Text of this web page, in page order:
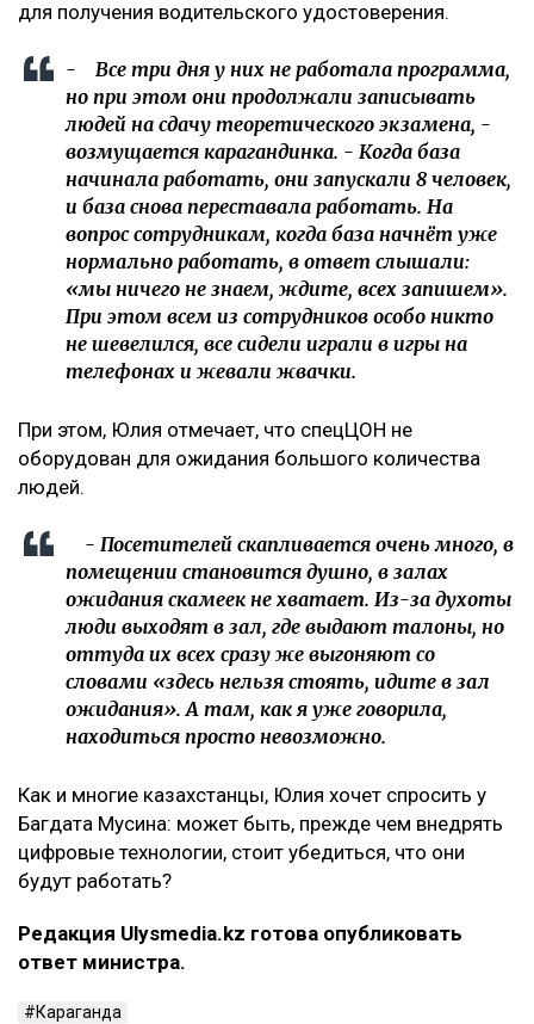
для получения водительского удостоверения.
- Все три дня у них не работала программа,
но при этом они продолжали записывать
людей на сдачу теоретического экзамена, -
возмущается карагандинка. - Когда база
начинала работать, они запускали 8 человек,
и база снова переставала работать. На
вопрос сотрудникам, когда база начнёт уже
нормально работать, в ответ слышали:
«мы ничего не знаем, ждите, всех запишем».
При этом всем из сотрудников особо никто
не шевелился, все сидели играли в игры на
телефонах и жевали жвачки.
При этом, Юлия отмечает, что спецЦОН не
оборудован для ожидания большого количества
людей.
- Посетителей скапливается очень много, в
помещении становится душно, в залах
ожидания скамеек не хватает. Из-за духоты
люди выходят в зал, где выдают талоны, но
оттуда их всех сразу же выгоняют со
словами «здесь нельзя стоять, идите в зал
ожидания». А там, как я уже говорила,
находиться просто невозможно.
Как и многие казахстанцы, Юлия хочет спросить у
Багдата Мусина: может быть, прежде чем внедрять
цифровые технологии, стоит убедиться, что они
будут работать?
Редакция Ulysmedia.kz готова опубликовать
ответ министра.
Караганда